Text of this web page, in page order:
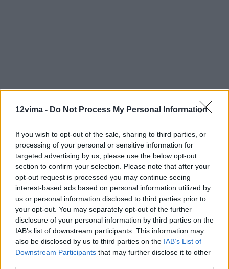
12vima - Do Not Process My Personal Information
If you wish to opt-out of the sale, sharing to third parties, or
processing of your personal or sensitive information for
targeted advertising by us, please use the below opt-out
section to confirm your selection. Please note that after your
opt-out request is processed you may continue seeing
interest-based ads based on personal information utilized by
us or personal information disclosed to third parties prior to
your opt-out. You may separately opt-out of the further
disclosure of your personal information by third parties on the
IAB’s list of downstream participants. This information may
also be disclosed by us to third parties on the IAB’s List of
Downstream Participants that may further disclose it to other